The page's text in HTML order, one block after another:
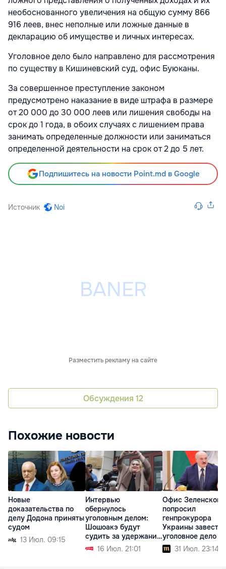
необоснованного увеличения на общую сумму 866
916 леев, внес неполные или ложные данные в
декларацию об имуществе и личных интересах.
Уголовное дело было направлено для рассмотрения
по существу в Кишиневский суд, офис Буюканы.
За совершенное преступление законом
предусмотрено наказание в виде штрафа в размере
от 20 000 до 30 000 леев или лишения свободы на
срок до 1 года, в обоих случаях с лишением права
занимать определенные должности или заниматься
определенной деятельности на срок от 2 до 5 лет.
Подпишитесь на новости Point.md в Google
Источник Noi
Разместить рекламу на сайте
Обсуждения 12
Похожие новости
Новые
доказательства по
делу Додона приняты
судом
13 Июл. 09:15
Интервью
обернулось
уголовным делом:
Шошоакэ будут
судить за удержание
журналистов
16 Июл. 21:01
Офис Зеленского
попросил
генпрокурора
Украины завести
уголовное дело на
Лукашенко
31 Июл. 23:14